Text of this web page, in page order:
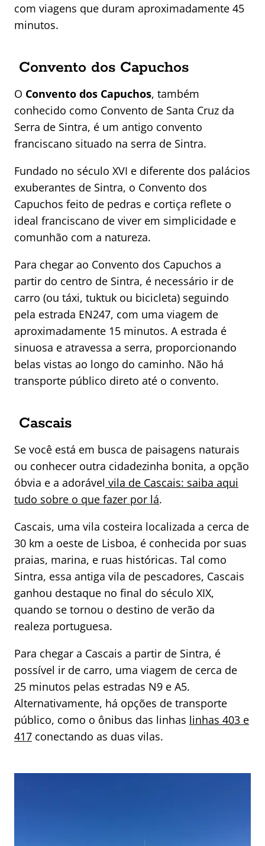
com viagens que duram aproximadamente 45
minutos.
Convento dos Capuchos
O Convento dos Capuchos, também
conhecido como Convento de Santa Cruz da
Serra de Sintra, é um antigo convento
franciscano situado na serra de Sintra.
Fundado no século XVI e diferente dos palácios
exuberantes de Sintra, o Convento dos
Capuchos feito de pedras e cortiça reflete o
ideal franciscano de viver em simplicidade e
comunhão com a natureza.
Para chegar ao Convento dos Capuchos a
partir do centro de Sintra, é necessário ir de
carro (ou táxi, tuktuk ou bicicleta) seguindo
pela estrada EN247, com uma viagem de
aproximadamente 15 minutos. A estrada é
sinuosa e atravessa a serra, proporcionando
belas vistas ao longo do caminho. Não há
transporte público direto até o convento.
Cascais
Se você está em busca de paisagens naturais
ou conhecer outra cidadezinha bonita, a opção
óbvia e a adorável vila de Cascais: saiba aqui
tudo sobre o que fazer por lá.
Cascais, uma vila costeira localizada a cerca de
30 km a oeste de Lisboa, é conhecida por suas
praias, marina, e ruas históricas. Tal como
Sintra, essa antiga vila de pescadores, Cascais
ganhou destaque no final do século XIX,
quando se tornou o destino de verão da
realeza portuguesa.
Para chegar a Cascais a partir de Sintra, é
possível ir de carro, uma viagem de cerca de
25 minutos pelas estradas N9 e A5.
Alternativamente, há opções de transporte
público, como o ônibus das linhas linhas 403 e
417 conectando as duas vilas.